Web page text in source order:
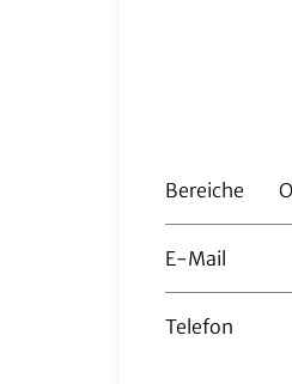
Bereiche
E-Mail
Telefon